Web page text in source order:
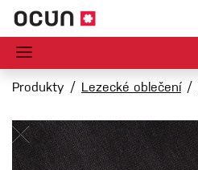
Produkty Lezecké oblečení